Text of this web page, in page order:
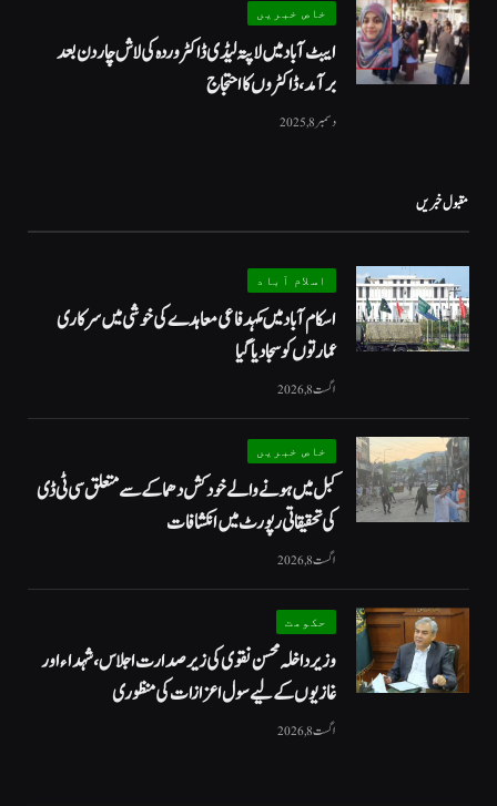
خاص خبریں
ایبٹ آباد میں لاپتہ لیڈی ڈاکٹر وردہ کی لاش چار دن بعد
برآمد، ڈاکٹروں کا احتجاج
دسمبر 8, 2025
مقبول خبریں
اسلام آباد
اسکام آباد میں مکہدفاعی معاہدے کی خوشی میں سرکاری
عمارتوں کو سجا دیا گیا
اگست 8, 2026
خاص خبریں
کبل میں ہونے والے خودکش دھماکے سے متعلق سی ٹی ڈی
کی تحقیقاتی رپورٹ میں انکشافات
اگست 8, 2026
حکومت
وزیرداخلہ محسن نقوی کی زیر صدارت اجلاس، شہداء اور
غازیوں کے لیے سول اعزازات کی منظوری
اگست 8, 2026